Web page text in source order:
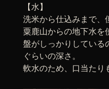
【水】
洗米から仕込みまで、
粟鹿山からの地下水を
盤がしっかりしている
ぐらいの深さ。
軟水のため、口当たり